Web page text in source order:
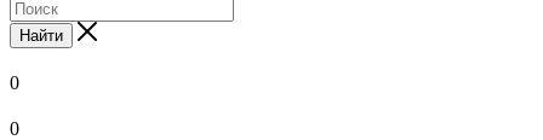
Найти
0
0